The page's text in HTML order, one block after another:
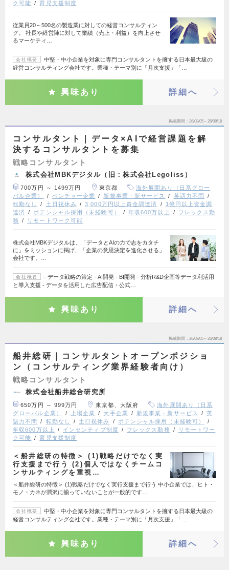
ク可能 育児支援制度
従業員20～500名の製造業に対しての経営コンサルティン
グ。 社長や経営陣に対して業績（売上・利益）を向上させ
るマーケティ…
会社概要
中堅・中小企業を対象に専門コンサルタントを擁する日本最大級の
経営コンサルティング会社です。業種・テーマ別に「月次支援」「…
興味あり 詳細へ
掲載期間 26/08/05～26/08/18
コンサルタント｜データ×AIで経営課題を解
決するコンサルタントを募集
戦略コンサルタント
株式会社MBKデジタル（旧：株式会社Legoliss）
700万円 ～ 1499万円 東京都
海外展開あり（日系グロー
バル企業）
ベンチャー企業 新規事業・新サービス
英語力不問
転勤なし
土日祝休み 3,000万円以上資金調達済
1億円以上資金調
達済
ポテンシャル採用（未経験可） 年収600万以上
フレックス勤
務
リモートワーク可能
株式会社MBKデジタルは、「データとAIの力で志をカタチ
に」をミッションに掲げ、「企業の意思決定を進化させる」
会社です。…
会社概要
- データ戦略の策定 - AI開発 - BI開発 - 分析R&D企画等データ利活用
と導入支援 - データを活用した広告配信・公式…
興味あり 詳細へ
掲載期間 26/08/05～26/08/18
船井総研｜コンサルタントオープンポジショ
ン（コンサルティング業界経験者向け）
戦略コンサルタント
株式会社船井総合研究所
650万円 ～ 999万円 東京都、大阪府
海外展開あり（日系
グローバル企業）
上場企業 大手企業 新規事業・新サービス
英
語力不問
転勤なし 土日祝休み
ポテンシャル採用（未経験可）
年収600万以上
インセンティブ制度 フレックス勤務
リモートワー
ク可能
育児支援制度
＜船井総研の特徴＞ (1)戦略だけでなく実
行支援まで行う (2)個人ではなくチームコ
ンサルティングを重視…
＜船井総研の特徴＞ (1)戦略だけでなく実行支援まで行う 中小企業では、ヒト・
モノ・カネが潤沢に揃っていないことが一般的です…
会社概要
中堅・中小企業を対象に専門コンサルタントを擁する日本最大級の
経営コンサルティング会社です。業種・テーマ別に「月次支援」「…
興味あり 詳細へ